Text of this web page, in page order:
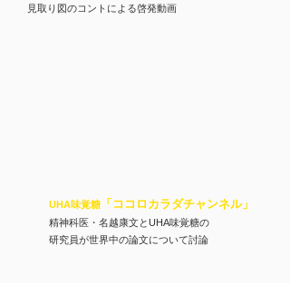
見取り図のコントによる啓発動画
UHA味覚糖 「ココロカラダチャンネル」
精神科医・名越康文とUHA味覚糖の
​研究員が世界中の論文について討論